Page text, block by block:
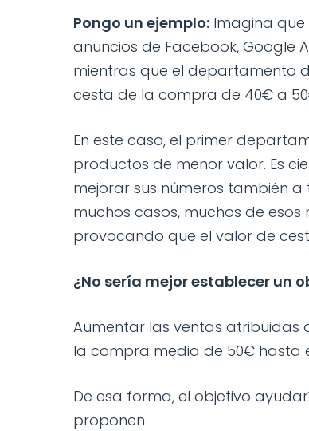
Pongo un ejemplo: Imagina
anuncios de Facebook, Google
mientras que el departamento
cesta de la compra de 40€ a
En este caso, el primer
productos de menor valor. Es
mejorar sus números también
muchos casos, muchos de
provocando que el valor de
¿No sería mejor establecer un
Aumentar las ventas atribuidas
la compra media de 50€ hasta
De esa forma, el objetivo
proponen